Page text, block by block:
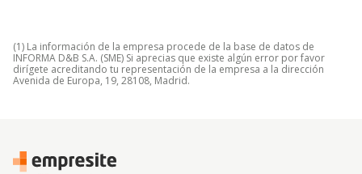
(1) La información de la empresa procede de la base de datos de
INFORMA D&B S.A. (SME) Si aprecias que existe algún error por favor
dirígete acreditando tu representación de la empresa a la dirección
Avenida de Europa, 19, 28108, Madrid.